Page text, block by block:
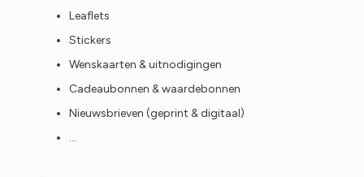
Leaflets
Stickers
Wenskaarten & uitnodigingen
Cadeaubonnen & waardebonnen
Nieuwsbrieven (geprint & digitaal)
…